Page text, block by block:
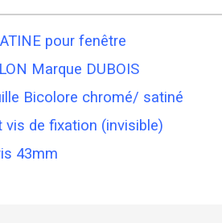
pour fenêtre
Marque DUBOIS
Bicolore chromé/ satiné
de fixation (invisible)
43mm